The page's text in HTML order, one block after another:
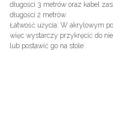
długości 3 metrów oraz kabel
długości 2 metrów.
Łatwość użycia: W akrylowym
więc wystarczy przykręcić do
lub postawić go na stole